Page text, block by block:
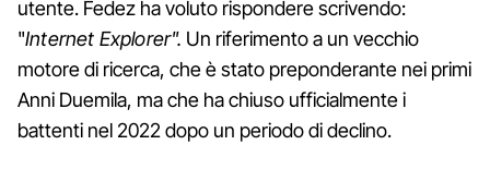
utente. Fedez ha voluto rispondere scrivendo:
"Internet Explorer". Un riferimento a un vecchio
motore di ricerca, che è stato preponderante nei primi
Anni Duemila, ma che ha chiuso ufficialmente i
battenti nel 2022 dopo un periodo di declino.